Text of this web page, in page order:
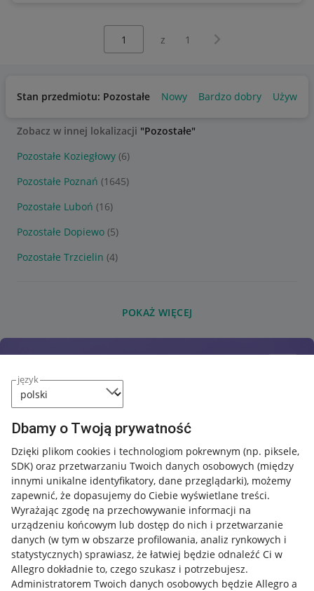
język
Dbamy o Twoją prywatność
Dzięki plikom cookies i technologiom pokrewnym (np. piksele,
SDK) oraz przetwarzaniu Twoich danych osobowych (między
innymi unikalne identyfikatory, dane przeglądarki), możemy
zapewnić, że dopasujemy do Ciebie wyświetlane treści.
Wyrażając zgodę na przechowywanie informacji na
urządzeniu końcowym lub dostęp do nich i przetwarzanie
danych (w tym w obszarze profilowania, analiz rynkowych i
statystycznych) sprawiasz, że łatwiej będzie odnaleźć Ci w
Allegro dokładnie to, czego szukasz i potrzebujesz.
Administratorem Twoich danych osobowych będzie Allegro a
z 1 Następna strona
Stan przedmiotu: Pozostałe Nowy Bardzo dobry Używany
Zobacz w innej lokalizacji "Pozostałe"
Pozostałe Koziegłowy (6)
Pozostałe Poznań (1645)
Pozostałe Luboń (16)
Pozostałe Dopiewo (5)
Pozostałe Trzcielin (4)
POKAŻ WIĘCEJ